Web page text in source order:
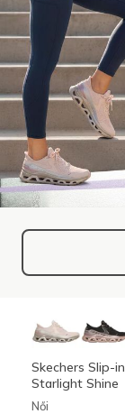
Skechers Slip-
Starlight Shine
Női